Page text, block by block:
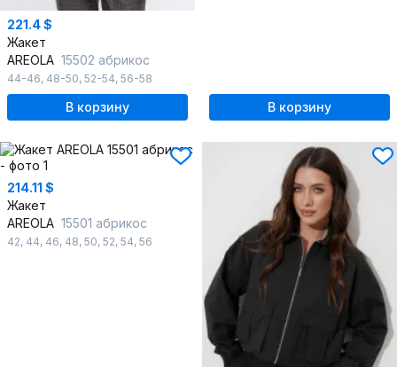
221.4 $
Жакет
AREOLA 15502 абрикос
44-46, 48-50, 52-54, 56-58
В корзину В корзину
214.11 $
Жакет
AREOLA 15501 абрикос
42, 44, 46, 48, 50, 52, 54, 56